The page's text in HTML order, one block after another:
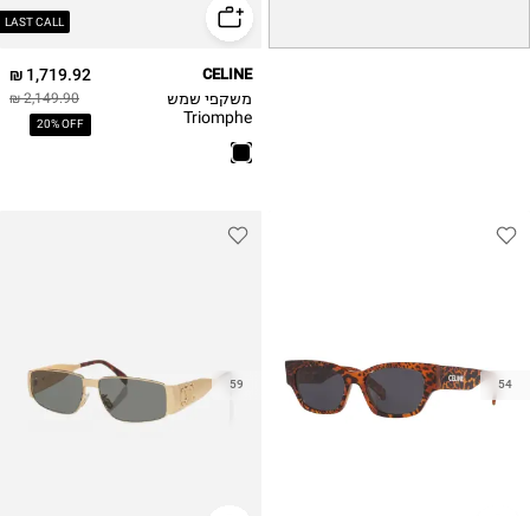
LAST CALL
1,719.92 ₪
2,149.90 ₪
20% OFF
CELINE
משקפי שמש
Triomphe
54
59